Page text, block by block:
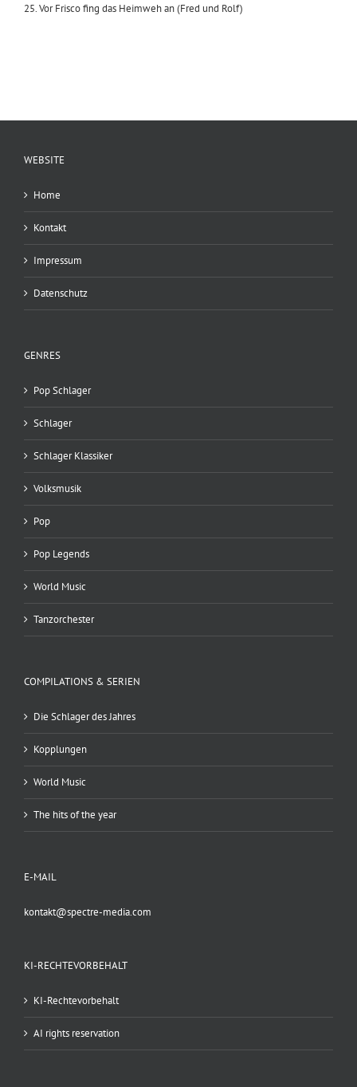
25. Vor Frisco fing das Heimweh an (Fred und Rolf)
WEBSITE
Home
Kontakt
Impressum
Datenschutz
GENRES
Pop Schlager
Schlager
Schlager Klassiker
Volksmusik
Pop
Pop Legends
World Music
Tanzorchester
COMPILATIONS & SERIEN
Die Schlager des Jahres
Kopplungen
World Music
The hits of the year
E-MAIL
kontakt@spectre-media.com
KI-RECHTEVORBEHALT
KI-Rechtevorbehalt
AI rights reservation